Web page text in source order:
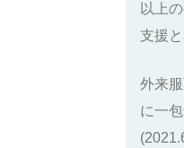
以上
支援
外来
に一